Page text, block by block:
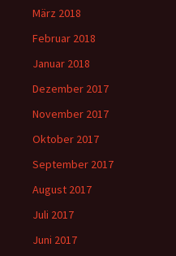
März 2018
Februar 2018
Januar 2018
Dezember 2017
November 2017
Oktober 2017
September 2017
August 2017
Juli 2017
Juni 2017